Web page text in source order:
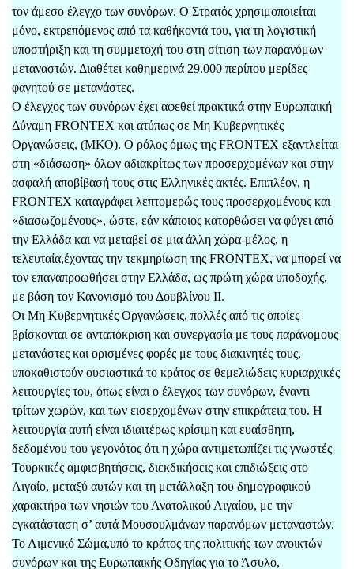
τον άμεσο έλεγχο των συνόρων. Ο Στρατός χρησιμοποιείται
μόνο, εκτρεπόμενος από τα καθήκοντά του, για τη λογιστική
υποστήριξη και τη συμμετοχή του στη σίτιση των παρανόμων
μεταναστών. Διαθέτει καθημερινά 29.000 περίπου μερίδες
φαγητού σε μετανάστες.
Ο έλεγχος των συνόρων έχει αφεθεί πρακτικά στην Ευρωπαική
Δύναμη FRONTEX και ατύπως σε Μη Κυβερνητικές
Οργανώσεις, (ΜΚΟ). Ο ρόλος όμως της FRONTEX εξαντλείται
στη «διάσωση» όλων αδιακρίτως των προσερχομένων και στην
ασφαλή αποβίβασή τους στις Ελληνικές ακτές. Επιπλέον, η
FRONTEX καταγράφει λεπτομερώς τους προσερχομένους και
«διασωζομένους», ώστε, εάν κάποιος κατορθώσει να φύγει από
την Ελλάδα και να μεταβεί σε μια άλλη χώρα-μέλος, η
τελευταία,έχοντας την τεκμηρίωση της FRONTEX, να μπορεί να
τον επαναπροωθήσει στην Ελλάδα, ως πρώτη χώρα υποδοχής,
με βάση τον Κανονισμό του Δουβλίνου ΙΙ.
Οι Μη Κυβερνητικές Οργανώσεις, πολλές από τις οποίες
βρίσκονται σε ανταπόκριση και συνεργασία με τους παράνομους
μετανάστες και ορισμένες φορές με τους διακινητές τους,
υποκαθιστούν ουσιαστικά το κράτος σε θεμελιώδεις κυριαρχικές
λειτουργίες του, όπως είναι ο έλεγχος των συνόρων, έναντι
τρίτων χωρών, και των εισερχομένων στην επικράτεια του. Η
λειτουργία αυτή είναι ιδιαιτέρως κρίσιμη και ευαίσθητη,
δεδομένου του γεγονότος ότι η χώρα αντιμετωπίζει τις γνωστές
Τουρκικές αμφισβητήσεις, διεκδικήσεις και επιδιώξεις στο
Αιγαίο, μεταξύ αυτών και τη μετάλλαξη του δημογραφικού
χαρακτήρα των νησιών του Ανατολικού Αιγαίου, με την
εγκατάσταση σ’ αυτά Μουσουλμάνων παρανόμων μεταναστών.
Το Λιμενικό Σώμα,υπό το κράτος της πολιτικής των ανοικτών
συνόρων και της Ευρωπαικής Οδηγίας για το Άσυλο,